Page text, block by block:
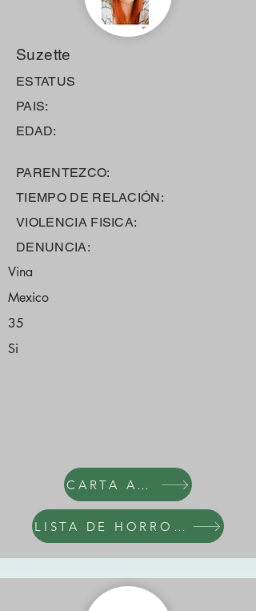
Suzette
ESTATUS
PAIS:
EDAD:
PARENTEZCO:
TIEMPO DE RELACIÓN:
VIOLENCIA FISICA:
DENUNCIA:
Vina
Mexico
35
Si
CARTA AL NARCI
LISTA DE HORRORES